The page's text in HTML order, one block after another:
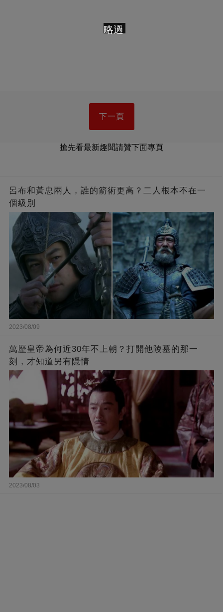
下一頁
搶先看最新趣聞請贊下面專頁
呂布和黃忠兩人，誰的箭術更高？二人根本不在一
個級別
2023/08/09
萬歷皇帝為何近30年不上朝？打開他陵墓的那一
刻，才知道另有隱情
2023/08/03
略過